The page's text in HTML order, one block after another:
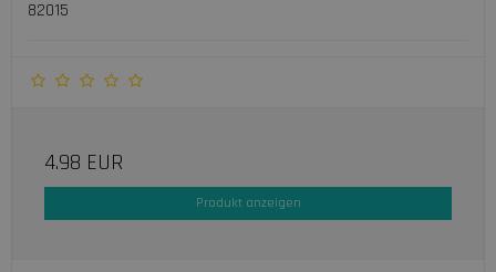
82015
4.98 EUR
Produkt anzeigen